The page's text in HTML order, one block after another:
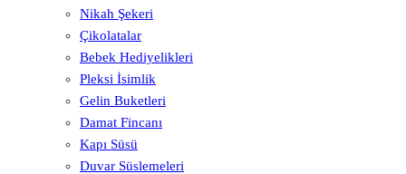
Nikah Şekeri
Çikolatalar
Bebek Hediyelikleri
Pleksi İsimlik
Gelin Buketleri
Damat Fincanı
Kapı Süsü
Duvar Süslemeleri